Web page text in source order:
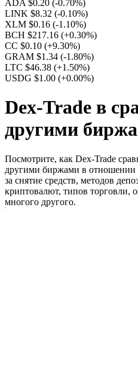
ADA $0.20 (-0.70%)
LINK $8.32 (-0.10%)
XLM $0.16 (-1.10%)
BCH $217.16 (+0.30%)
CC $0.10 (+9.30%)
GRAM $1.34 (-1.80%)
LTC $46.38 (+1.50%)
USDG $1.00 (+0.00%)
Dex-Trade в
другими
Посмотрите, как Dex-Trade
другими биржами в отношении
за снятие средств, методов
криптовалют, типов торговли,
многого другого.